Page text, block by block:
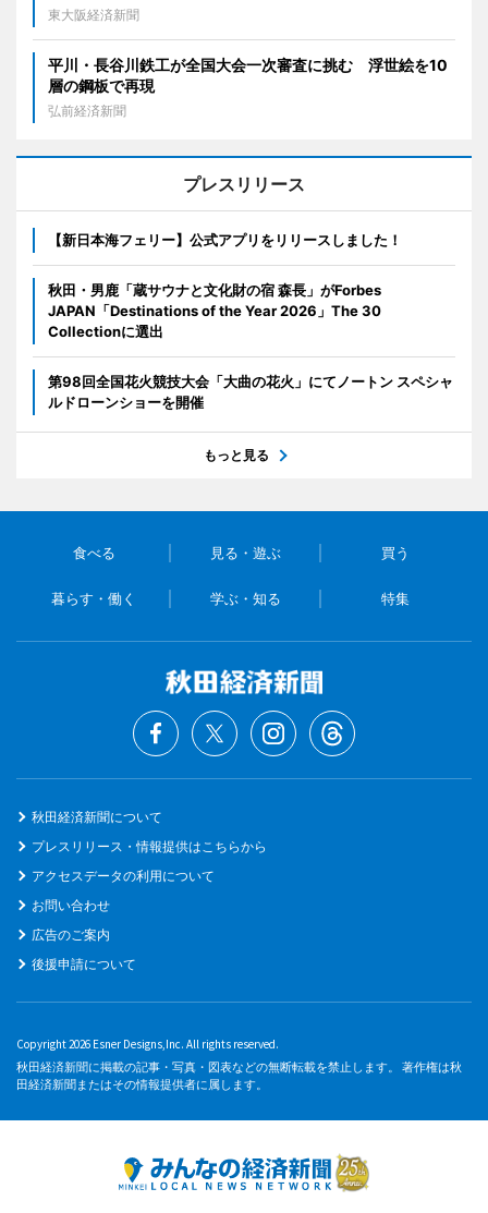
東大阪経済新聞
平川・長谷川鉄工が全国大会一次審査に挑む 浮世絵を10
層の鋼板で再現
弘前経済新聞
プレスリリース
【新日本海フェリー】公式アプリをリリースしました！
秋田・男鹿「蔵サウナと文化財の宿 森長」がForbes
JAPAN「Destinations of the Year 2026」The 30
Collectionに選出
第98回全国花火競技大会「大曲の花火」にてノートン スペシャ
ルドローンショーを開催
もっと見る
食べる 見る・遊ぶ 買う
暮らす・働く 学ぶ・知る 特集
秋田経済新聞について
プレスリリース・情報提供はこちらから
アクセスデータの利用について
お問い合わせ
広告のご案内
後援申請について
Copyright 2026 Esner Designs,Inc. All rights reserved.
秋田経済新聞に掲載の記事・写真・図表などの無断転載を禁止します。 著作権は秋
田経済新聞またはその情報提供者に属します。